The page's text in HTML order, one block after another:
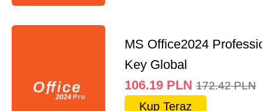
MS Office2024
Key Global
106.19 PLN 172.42 PLN
Kup Teraz